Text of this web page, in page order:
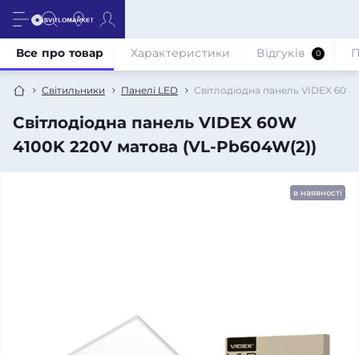
Світильники Панелі LED Світлодіодна панель VIDEX
Світлодіодна панель VIDEX 60W
4100K 220V матова (VL-Pb604W(2))
Все про товар Характеристики Відгуків 0
в наявності